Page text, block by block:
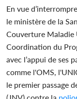
En vue
le ministère de la
Couverture Maladie
Coordination du
avec l’appui de ses
comme l'OMS,
le premier passage